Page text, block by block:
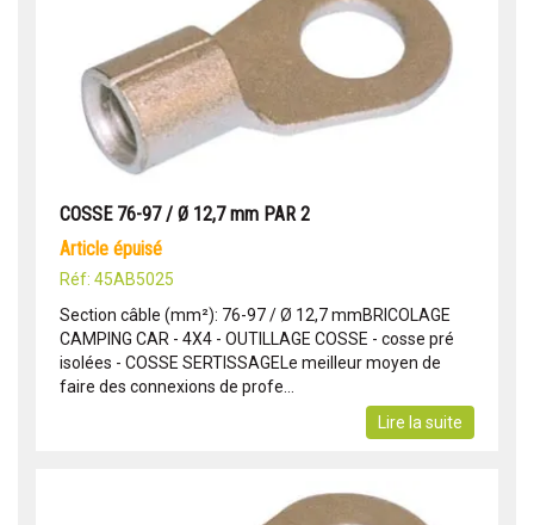
COSSE 76-97 / Ø 12,7 mm PAR 2
article épuisé
Réf: 45AB5025
Section câble (mm²): 76-97 / Ø 12,7 mmBRICOLAGE
CAMPING CAR - 4X4 - OUTILLAGE COSSE - cosse pré
isolées - COSSE SERTISSAGELe meilleur moyen de
faire des connexions de profe...
Lire la suite